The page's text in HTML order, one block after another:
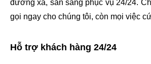
đường xa, sẵn sàng phục vụ 24/24.
gọi ngay cho chúng tôi, còn mọi việc
Hỗ trợ khách hàng 24/24